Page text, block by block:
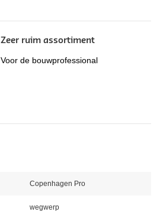
Zeer ruim assortiment
Voor de bouwprofessional
Copenhagen Pro
wegwerp